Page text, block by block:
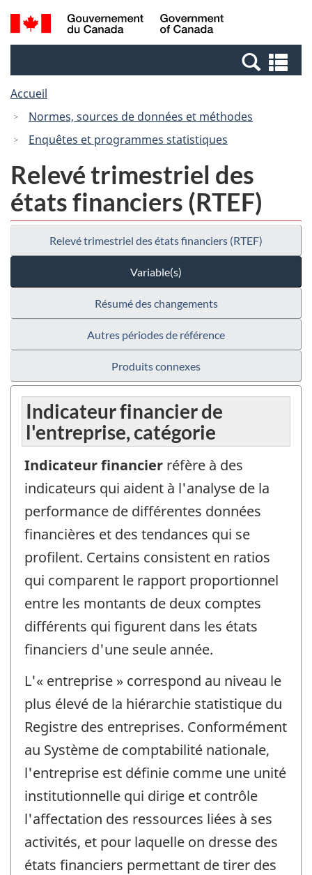
Passer
au
Passer
à
Canada
Recherche
et
et
Accueil
Normes, sources de données et méthodes
Enquêtes et programmes statistiques
Relevé trimestriel des
états financiers (RTEF)
Relevé trimestriel des états financiers (RTEF)
Variable(s)
Résumé des changements
Autres périodes de référence
Produits connexes
Indicateur financier de
l'entreprise, catégorie
Indicateur financier réfère à des
indicateurs qui aident à l'analyse de la
performance de différentes données
financières et des tendances qui se
profilent. Certains consistent en ratios
qui comparent le rapport proportionnel
entre les montants de deux comptes
différents qui figurent dans les états
financiers d'une seule année.
L'« entreprise » correspond au niveau le
plus élevé de la hiérarchie statistique du
Registre des entreprises. Conformément
au Système de comptabilité nationale,
l'entreprise est définie comme une unité
institutionnelle qui dirige et contrôle
l'affectation des ressources liées à ses
activités, et pour laquelle on dresse des
états financiers permettant de tirer des